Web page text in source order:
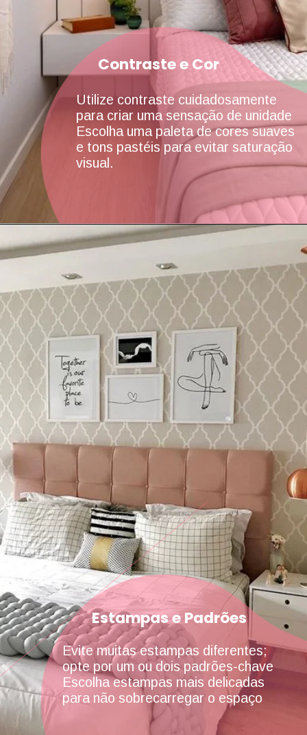
Utilize contraste cuidadosamente
para criar uma sensação de unidade
Escolha uma paleta de cores suaves
e tons pastéis para evitar saturação
visual.
Contraste e Cor
Evite muitas estampas diferentes;
opte por um ou dois padrões-chave
Escolha estampas mais delicadas
para não sobrecarregar o espaço
Estampas e Padrões